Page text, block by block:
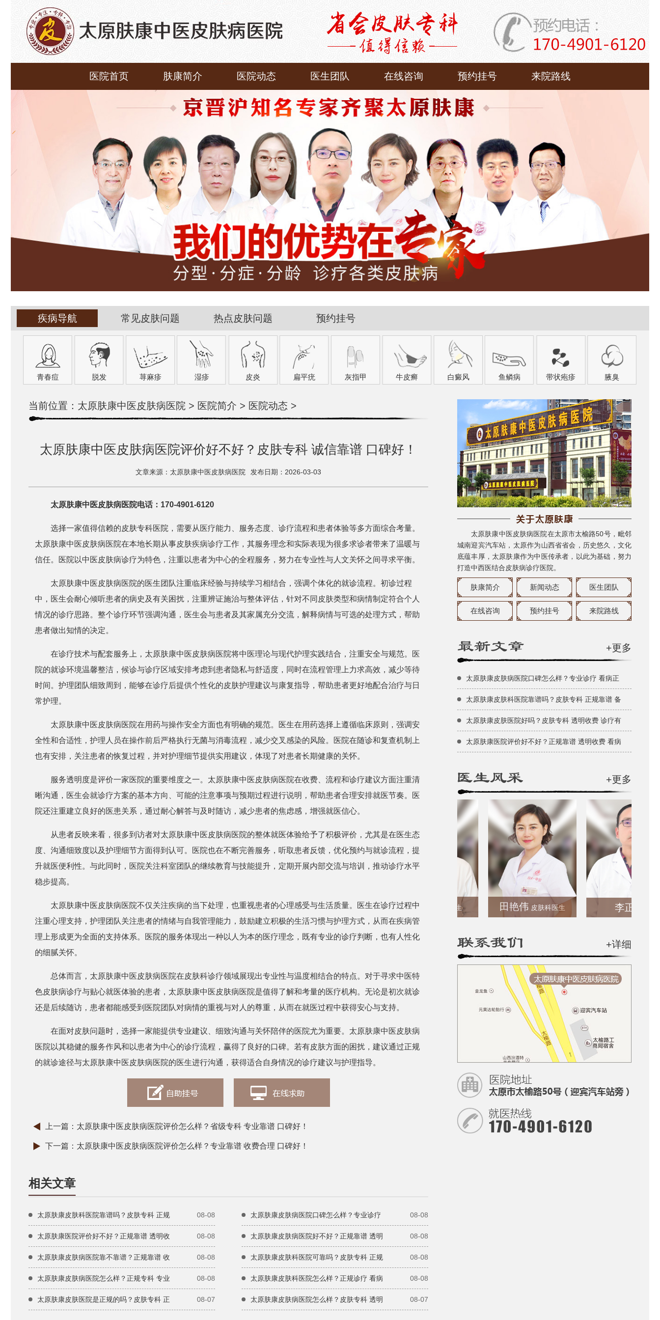
医院首页 肤康简介 医院动态 医生团队 在线咨询 预约挂号 来院路线
疾病导航 常见皮肤问题 热点皮肤问题 预约挂号
青春痘 脱发 荨麻疹 湿疹 皮炎 扁平疣 灰指甲 牛皮癣 白癜风 鱼鳞病 带状疱疹 腋臭
当前位置： 太原肤康中医皮肤病医院 > 医院简介 > 医院动态 >
太原肤康中医皮肤病医院评价好不好？皮肤专科 诚信靠谱 口碑好！
文章来源：太原肤康中医皮肤病医院 发布日期：2026-03-03
太原肤康中医皮肤病医院电话：170-4901-6120
选择一家值得信赖的皮肤专科医院，需要从医疗能力、服务态度、诊疗流程和患者体验等多方面综合考量。
太原肤康中医皮肤病医院在本地长期从事皮肤疾病诊疗工作，其服务理念和实际表现为很多求诊者带来了温暖与
信任。医院以中医皮肤病诊疗为特色，注重以患者为中心的全程服务，努力在专业性与人文关怀之间寻求平衡。
太原肤康中医皮肤病医院的医生团队注重临床经验与持续学习相结合，强调个体化的就诊流程。初诊过程
中，医生会耐心倾听患者的病史及有关困扰，注重辨证施治与整体评估，针对不同皮肤类型和病情制定符合个人
情况的诊疗思路。整个诊疗环节强调沟通，医生会与患者及其家属充分交流，解释病情与可选的处理方式，帮助
患者做出知情的决定。
在诊疗技术与配套服务上，太原肤康中医皮肤病医院将中医理论与现代护理实践结合，注重安全与规范。医
院的就诊环境温馨整洁，候诊与诊疗区域安排考虑到患者隐私与舒适度，同时在流程管理上力求高效，减少等待
时间。护理团队细致周到，能够在诊疗后提供个性化的皮肤护理建议与康复指导，帮助患者更好地配合治疗与日
常护理。
太原肤康中医皮肤病医院在用药与操作安全方面也有明确的规范。医生在用药选择上遵循临床原则，强调安
全性和合适性，护理人员在操作前后严格执行无菌与消毒流程，减少交叉感染的风险。医院在随诊和复查机制上
也有安排，关注患者的恢复过程，并对护理细节提供实用建议，体现了对患者长期健康的关怀。
服务透明度是评价一家医院的重要维度之一。太原肤康中医皮肤病医院在收费、流程和诊疗建议方面注重清
晰沟通，医生会就诊疗方案的基本方向、可能的注意事项与预期过程进行说明，帮助患者合理安排就医节奏。医
院还注重建立良好的医患关系，通过耐心解答与及时随访，减少患者的焦虑感，增强就医信心。
从患者反映来看，很多到访者对太原肤康中医皮肤病医院的整体就医体验给予了积极评价，尤其是在医生态
度、沟通细致度以及护理细节方面得到认可。医院也在不断完善服务，听取患者反馈，优化预约与就诊流程，提
升就医便利性。与此同时，医院关注科室团队的继续教育与技能提升，定期开展内部交流与培训，推动诊疗水平
稳步提高。
太原肤康中医皮肤病医院不仅关注疾病的当下处理，也重视患者的心理感受与生活质量。医生在诊疗过程中
注重心理支持，护理团队关注患者的情绪与自我管理能力，鼓励建立积极的生活习惯与护理方式，从而在疾病管
理上形成更为全面的支持体系。医院的服务体现出一种以人为本的医疗理念，既有专业的诊疗判断，也有人性化
的细腻关怀。
总体而言，太原肤康中医皮肤病医院在皮肤科诊疗领域展现出专业性与温度相结合的特点。对于寻求中医特
色皮肤病诊疗与贴心就医体验的患者，太原肤康中医皮肤病医院是值得了解和考量的医疗机构。无论是初次就诊
还是后续随访，患者都能感受到医院团队对病情的重视与对人的尊重，从而在就医过程中获得安心与支持。
在面对皮肤问题时，选择一家能提供专业建议、细致沟通与关怀陪伴的医院尤为重要。太原肤康中医皮肤病
医院以其稳健的服务作风和以患者为中心的诊疗流程，赢得了良好的口碑。若有皮肤方面的困扰，建议通过正规
的就诊途径与太原肤康中医皮肤病医院的医生进行沟通，获得适合自身情况的诊疗建议与护理指导。
上一篇： 太原肤康中医皮肤病医院评价怎么样？省级专科 专业靠谱 口碑好！
下一篇： 太原肤康中医皮肤病医院评价怎么样？专业靠谱 收费合理 口碑好！
相关文章
太原肤康皮肤科医院靠谱吗？皮肤专科 正规 08-08 太原肤康皮肤病医院口碑怎么样？专业诊疗 08-08
太原肤康医院评价好不好？正规靠谱 透明收 08-08 太原肤康皮肤病医院好不好？正规靠谱 透明 08-08
太原肤康皮肤病医院靠不靠谱？正规靠谱 收 08-08 太原肤康皮肤科医院可靠吗？皮肤专科 正规 08-08
太原肤康皮肤病医院怎么样？正规专科 专业 08-08 太原肤康皮肤科医院怎么样？正规诊疗 看病 08-08
太原肤康皮肤医院是正规的吗？皮肤专科 正 08-07 太原肤康皮肤病医院怎么样？皮肤专科 透明 08-07
太原肤康中医皮肤病医院在太原市太榆路50号，毗邻
城南迎宾汽车站，太原作为山西省省会，历史悠久，文化
底蕴丰厚，太原肤康作为中医传承者，以此为基础，努力
打造中西医结合皮肤病诊疗医院。
肤康简介 新闻动态 医生团队
在线咨询 预约挂号 来院路线
+更多
太原肤康皮肤病医院口碑怎么样？专业诊疗 看病正
太原肤康皮肤科医院靠谱吗？皮肤专科 正规靠谱 备
太原肤康皮肤医院好吗？皮肤专科 透明收费 诊疗有
太原肤康医院评价好不好？正规靠谱 透明收费 看病
+更多
张丽 皮肤科医生 田艳伟 皮肤科医生 李正彬
+详细